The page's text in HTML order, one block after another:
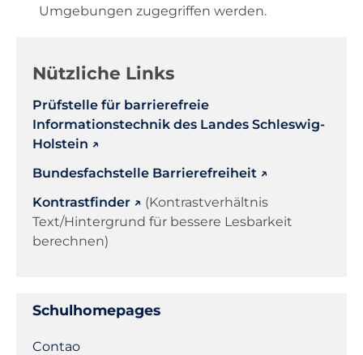
Umgebungen zugegriffen werden.
Nützliche Links
Prüfstelle für barrierefreie
Informationstechnik des Landes Schleswig-
Holstein
Bundesfachstelle Barrierefreiheit
Kontrastfinder
(Kontrastverhältnis
Text/Hintergrund für bessere Lesbarkeit
berechnen)
Schulhomepages
Navigation
Contao